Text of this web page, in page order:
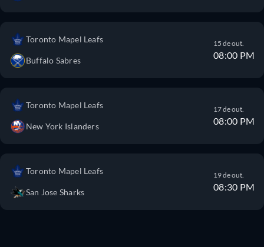
Toronto Mapel Leafs
Buffalo Sabres
15 de out.
08:00 PM
Toronto Mapel Leafs
New York Islanders
17 de out.
08:00 PM
Toronto Mapel Leafs
San Jose Sharks
19 de out.
08:30 PM